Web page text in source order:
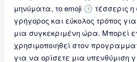
μηνύματα, το emoji 🕓 τέσσερις
γρήγορος και εύκολος τρόπος
μια συγκεκριμένη ώρα. Μπορεί
χρησιμοποιηθεί στον
για να ορίσετε μια υπενθύμιση